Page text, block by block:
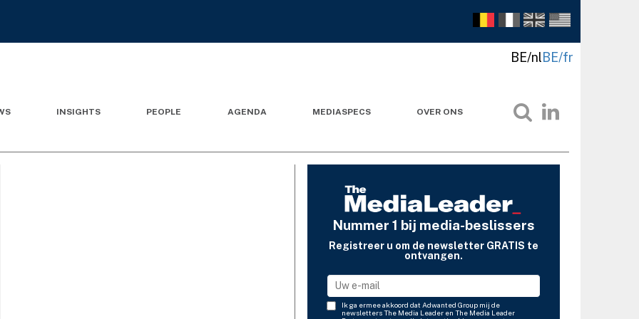
BE/nlBE/fr
INSIGHTS PEOPLE AGENDA MEDIASPECS OVER ONS
Nummer 1 bij media-beslissers
Registreer u om de newsletter GRATIS te
ontvangen.
Ik ga ermee akkoord dat Adwanted Group mij de
newsletters The Media Leader en The Media Leader